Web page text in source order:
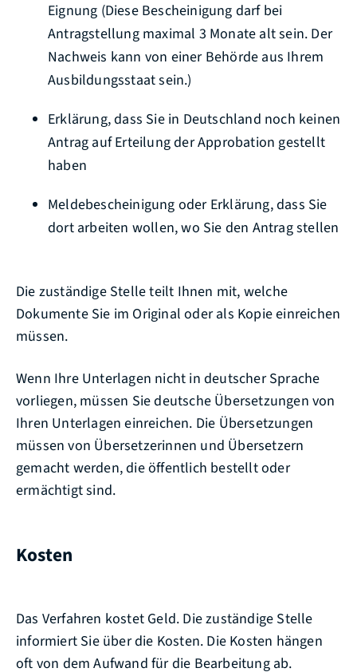
Eignung (Diese Bescheinigung darf bei
Antragstellung maximal 3 Monate alt sein. Der
Nachweis kann von einer Behörde aus Ihrem
Ausbildungsstaat sein.)
Erklärung, dass Sie in Deutschland noch keinen
Antrag auf Erteilung der Approbation gestellt
haben
Meldebescheinigung oder Erklärung, dass Sie
dort arbeiten wollen, wo Sie den Antrag stellen
Die zuständige Stelle teilt Ihnen mit, welche
Dokumente Sie im Original oder als Kopie einreichen
müssen.
Wenn Ihre Unterlagen nicht in deutscher Sprache
vorliegen, müssen Sie deutsche Übersetzungen von
Ihren Unterlagen einreichen. Die Übersetzungen
müssen von Übersetzerinnen und Übersetzern
gemacht werden, die öffentlich bestellt oder
ermächtigt sind.
Kosten
Das Verfahren kostet Geld. Die zuständige Stelle
informiert Sie über die Kosten. Die Kosten hängen
oft von dem Aufwand für die Bearbeitung ab.